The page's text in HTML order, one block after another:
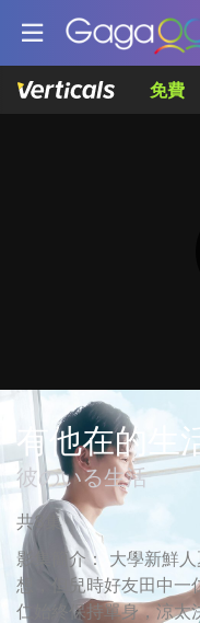
免費
有他在的生
彼のいる生活
共8集
影集簡介： 大學新鮮
想，但兒時好友田中一
仁始終保持單身，涼太